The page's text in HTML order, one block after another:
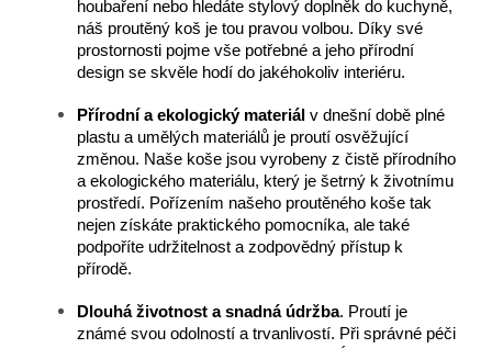
houbaření nebo hledáte stylový doplněk do kuchyně,
náš proutěný koš je tou pravou volbou. Díky své
prostornosti pojme vše potřebné a jeho přírodní
design se skvěle hodí do jakéhokoliv interiéru.
Přírodní a ekologický materiál v dnešní době plné
plastu a umělých materiálů je proutí osvěžující
změnou. Naše koše jsou vyrobeny z čistě přírodního
a ekologického materiálu, který je šetrný k životnímu
prostředí. Pořízením našeho proutěného koše tak
nejen získáte praktického pomocníka, ale také
podpoříte udržitelnost a zodpovědný přístup k
přírodě.
Dlouhá životnost a snadná údržba. Proutí je
známé svou odolností a trvanlivostí. Při správné péči